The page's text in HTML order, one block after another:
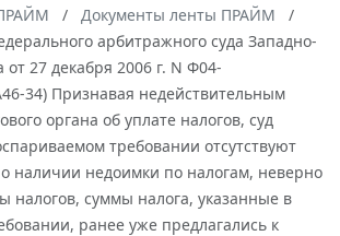
Документы ленты ПРАЙМ
арбитражного суда Западно-
от 27 декабря 2006 г. N Ф04-
34) Признавая недействительным
органа об уплате налогов, суд
требовании отсутствуют
наличии недоимки по налогам, неверно
налогов, суммы налога, указанные в
ранее уже предлагались к